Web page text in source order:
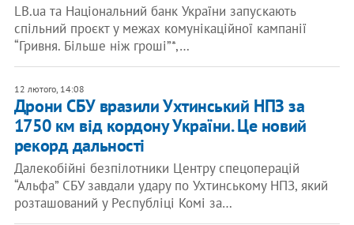
LB.ua та Національний банк України запускають
спільний проєкт у межах комунікаційної кампанії
“Гривня. Більше ніж гроші”*,…
12 лютого, 14:08
Дрони СБУ вразили Ухтинський НПЗ за
1750 км від кордону України. Це новий
рекорд дальності
Далекобійні безпілотники Центру спецоперацій
“Альфа” СБУ завдали удару по Ухтинському НПЗ, який
розташований у Республіці Комі за…